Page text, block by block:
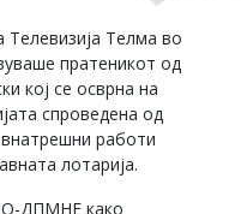
Телма во
пратеникот од
кој се осврна на
спроведена од
работи
лотарија.
ДПМНЕ како